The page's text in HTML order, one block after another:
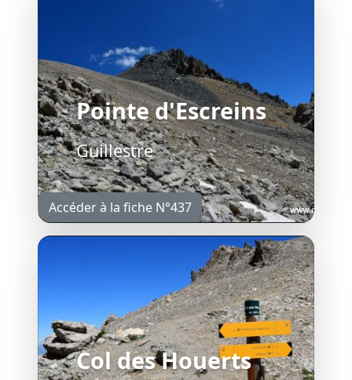
Pointe d'Escreins
Guillestre
Accéder à la fiche N°437
Col des Houerts